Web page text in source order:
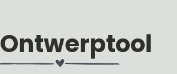
Ontwerptool